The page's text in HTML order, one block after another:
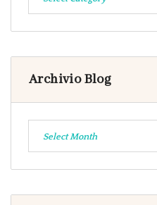
Archivio Blog
Select Month